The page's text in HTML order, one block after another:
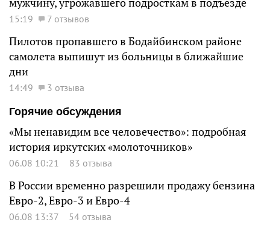
15:19 7 отзывов
Пилотов пропавшего в Бодайбинском районе
самолета выпишут из больницы в ближайшие
дни
14:49
3 отзыва
Горячие обсуждения
«Мы ненавидим все человечество»: подробная
история иркутских «молоточников»
06.08 10:21 83 отзыва
В России временно разрешили продажу бензина
Евро-2, Евро-3 и Евро-4
06.08 13:37 54 отзыва